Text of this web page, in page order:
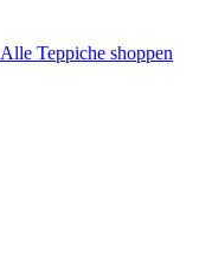
Alle Teppiche shoppen